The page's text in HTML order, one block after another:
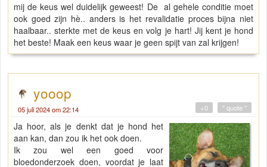
mij de keus wel duidelijk geweest! De al gehele conditie moet
ook goed zijn hè.. anders is het revalidatie proces bijna niet
haalbaar.. sterkte met de keus en volg je hart! Jij kent je hond
het beste! Maak een keus waar je geen spijt van zal krijgen!
yooop
05 juli 2024 om 22:14 " quote "
+0
Ja hoor, als je denkt dat je hond het
aan kan, dan zou ik het ook doen.
Ik zou wel een goed voor
bloedonderzoek doen, voordat je laat